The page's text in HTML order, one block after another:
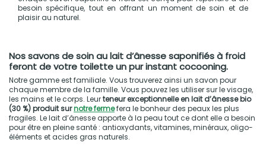
besoin spécifique, tout en offrant un moment de soin et de
plaisir au naturel.
Nos savons de soin au lait d’ânesse saponifiés à froid
feront de votre toilette un pur instant cocooning.
Notre gamme est familiale. Vous trouverez ainsi un savon pour
chaque membre de la famille. Vous pouvez les utiliser sur le visage,
les mains et le corps. Leurteneur exceptionnelle en lait d’ânesse bio
(30 %) produit surnotre fermefera le bonheur des peaux les plus
fragiles. Le lait d’ânesse apporte à la peau tout ce dont elle a besoin
pour être en pleine santé : antioxydants, vitamines, minéraux, oligo-
éléments et acides gras naturels.